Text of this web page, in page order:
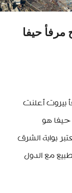
مرفأ حيفا
بيروت أعلنت
حيفا هو
بوابة الشرق
مع الدول